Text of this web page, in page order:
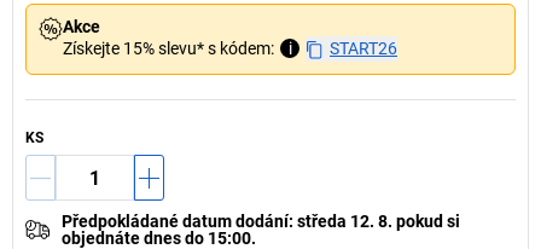
Akce
Získejte 15% slevu* s kódem:
i START26
KS
Předpokládané datum dodání: středa 12. 8. pokud si
objednáte dnes do 15:00.